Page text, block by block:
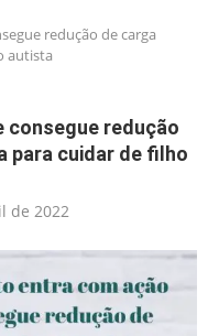
redução de carga
autista
consegue redução
para cuidar de filho
de 2022